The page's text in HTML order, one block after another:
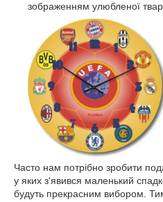
зображенням улюбленої
Часто нам потрібно зробити
у яких з'явився маленький
будуть прекрасним вибором.